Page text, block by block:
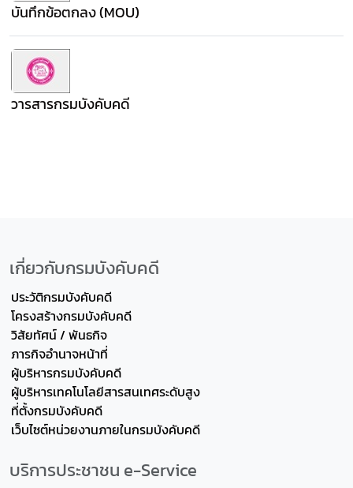
บันทึกข้อตกลง (MOU)
วารสารกรมบังคับคดี
เกี่ยวกับกรมบังคับคดี
ประวัติกรมบังคับคดี
โครงสร้างกรมบังคับคดี
วิสัยทัศน์ / พันธกิจ
ภารกิจอำนาจหน้าที่
ผู้บริหารกรมบังคับคดี
ผู้บริหารเทคโนโลยีสารสนเทศระดับสูง
ที่ตั้งกรมบังคับคดี
เว็บไซต์หน่วยงานภายในกรมบังคับคดี
บริการประชาชน e-Service